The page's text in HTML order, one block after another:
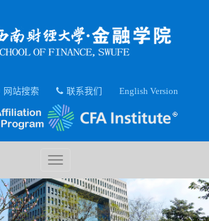
English Version
联系我们
网站搜索